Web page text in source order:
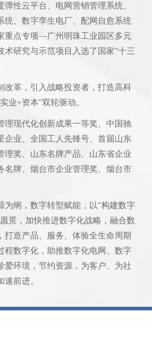
性云平台、电网营销管理系统、
统、数字孪生电厂、配网自愈系统
重点专项—广州明珠工业园区多元
术研究与示范项目入选了国家“十三
改革，引入战略投资者，打造高科
业+资本”双轮驱动。
理现代化创新成果一等奖、中国驰
企业、全国工人先锋号、首届山东
理奖、山东名牌产品、山东省企业
名牌、烟台市企业管理奖、烟台市
为纲，数字转型赋能，以“构建数字
景，加快推进数字化战略，融合数
打造产品、服务、体验全生命周期
程数字化，助推数字化电网、数字
爱环境，节约资源，为客户、为社
前进。